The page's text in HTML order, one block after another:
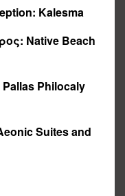
Kalesma
: Native Beach
Pallas Philocaly
Suites and